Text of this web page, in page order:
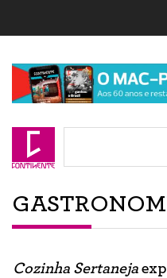
Cozinha Sertaneja